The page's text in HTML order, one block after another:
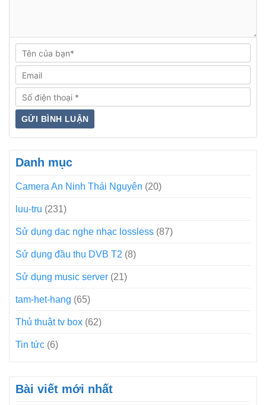
Danh mục
Camera An Ninh Thái Nguyên (20)
luu-tru (231)
Sử dụng dac nghe nhạc lossless (87)
Sử dụng đầu thu DVB T2 (8)
Sử dụng music server (21)
tam-het-hang (65)
Thủ thuật tv box (62)
Tin tức (6)
Bài viết mới nhất